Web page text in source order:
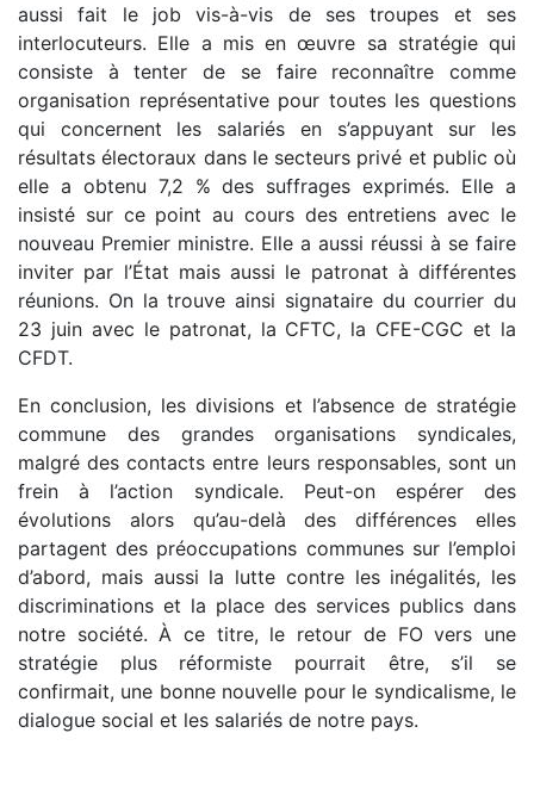
aussi fait le job vis-à-vis de ses troupes et ses
interlocuteurs. Elle a mis en œuvre sa stratégie qui
consiste à tenter de se faire reconnaître comme
organisation représentative pour toutes les questions
qui concernent les salariés en s’appuyant sur les
résultats électoraux dans le secteurs privé et public où
elle a obtenu 7,2 % des suffrages exprimés. Elle a
insisté sur ce point au cours des entretiens avec le
nouveau Premier ministre. Elle a aussi réussi à se faire
inviter par l’État mais aussi le patronat à différentes
réunions. On la trouve ainsi signataire du courrier du
23 juin avec le patronat, la CFTC, la CFE-CGC et la
CFDT.
En conclusion, les divisions et l’absence de stratégie
commune des grandes organisations syndicales,
malgré des contacts entre leurs responsables, sont un
frein à l’action syndicale. Peut-on espérer des
évolutions alors qu’au-delà des différences elles
partagent des préoccupations communes sur l’emploi
d’abord, mais aussi la lutte contre les inégalités, les
discriminations et la place des services publics dans
notre société. À ce titre, le retour de FO vers une
stratégie plus réformiste pourrait être, s’il se
confirmait, une bonne nouvelle pour le syndicalisme, le
dialogue social et les salariés de notre pays.